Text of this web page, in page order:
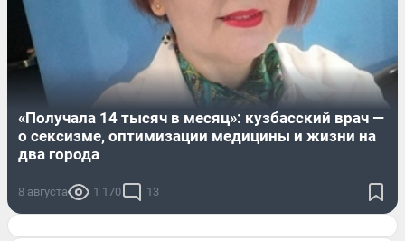
«Получала 14 тысяч в месяц»: кузбасский врач —
о сексизме, оптимизации медицины и жизни на
два города
8 августа 1 170 13